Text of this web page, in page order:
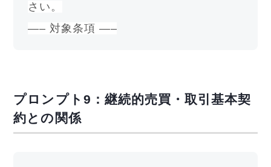
さい。
—– 対象条項 —–
プロンプト9：継続的売買・取引基本契
約との関係